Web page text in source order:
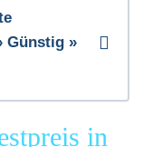
Günstig »
in